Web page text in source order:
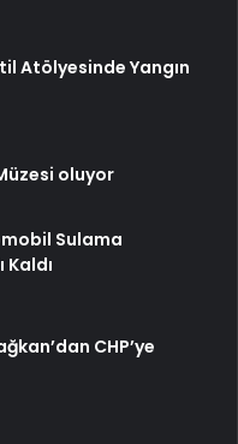
Atölyesinde Yangın
oluyor
Sulama
Kaldı
CHP’ye